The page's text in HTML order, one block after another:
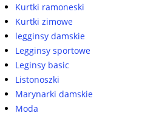
Kurtki ramoneski
Kurtki zimowe
legginsy damskie
Legginsy sportowe
Leginsy basic
Listonoszki
Marynarki damskie
Moda